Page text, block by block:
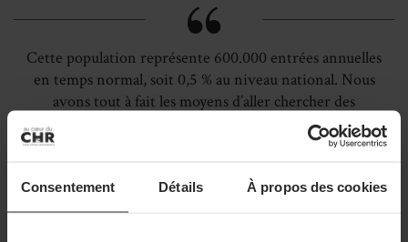
Consentement Détails À propos des cookies
Cette population représente 600.000 entrées annuelles
en temps normal, soit 0,5 % au niveau national. Nous
avons tout à fait les moyens d’aller chercher des
Jean-Baptiste Lemoyne,